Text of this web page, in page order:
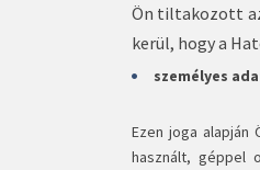
Ön tiltakozott
kerül, hogy a
személyes
Ezen joga
használt, géppel